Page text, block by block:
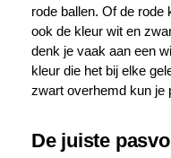
rode ballen. Of de
ook de kleur wit en
denk je vaak aan een
kleur die het bij elke
zwart overhemd kun je
De juiste